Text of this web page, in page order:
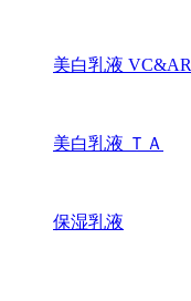
美白乳液 VC&AR
美白乳液 ＴＡ
保湿乳液